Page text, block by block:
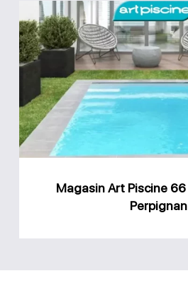
Art
66
Magasin Art Piscine
Perpignan